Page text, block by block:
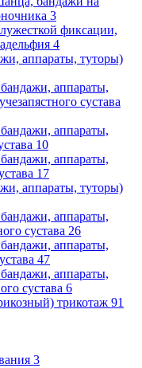
3
фиксации,
4
аппараты, туторы)
аппараты,
сустава
аппараты,
10
аппараты,
17
аппараты, туторы)
аппараты,
сустава 26
аппараты,
47
аппараты,
сустава 6
трикотаж 91
3